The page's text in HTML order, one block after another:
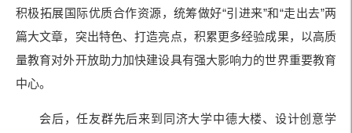
积极拓展国际优质合作资源，统筹做好“引进来”和“走出去”两
篇大文章，突出特色、打造亮点，积累更多经验成果，以高质
量教育对外开放助力加快建设具有强大影响力的世界重要教育
中心。
会后，任友群先后来到同济大学中德大楼、设计创意学